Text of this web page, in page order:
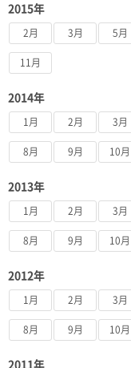
2015年
2月 3月 5月
11月
2014年
1月 2月 3月
8月 9月 10月
2013年
1月 2月 3月
8月 9月 10月
2012年
1月 2月 3月
8月 9月 10月
2011年